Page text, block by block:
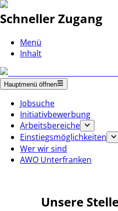
Schneller Zugang
Menü
Inhalt
Hauptmenü öffnen
Jobsuche
Initiativbewerbung
Arbeitsbereiche
Einstiegsmöglichkeiten
Wer wir sind
AWO Unterfranken
Unsere